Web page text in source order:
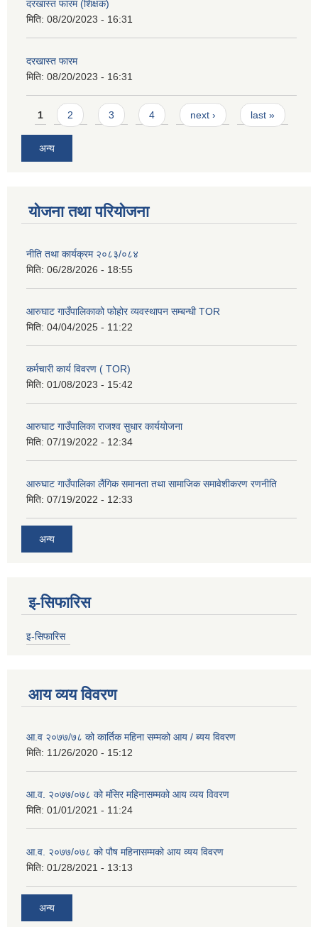
दरखास्त फारम (शिक्षक)
मिति: 08/20/2023 - 16:31
दरखास्त फारम
मिति: 08/20/2023 - 16:31
Pages
1 2 3 4 next › last »
अन्य
योजना तथा परियोजना
नीति तथा कार्यक्रम २०८३/०८४
मिति: 06/28/2026 - 18:55
आरुघाट गाउँपालिकाको फोहोर व्यवस्थापन सम्बन्धी TOR
मिति: 04/04/2025 - 11:22
कर्मचारी कार्य विवरण ( TOR)
मिति: 01/08/2023 - 15:42
आरुघाट गाउँपालिका राजश्व सुधार कार्ययोजना
मिति: 07/19/2022 - 12:34
आरुघाट गाउँपालिका लैंगिक समानता तथा सामाजिक समावेशीकरण रणनीति
मिति: 07/19/2022 - 12:33
अन्य
इ-सिफारिस
इ-सिफारिस
आय व्यय विवरण
आ.व २०७७/७८ को कार्तिक महिना सम्मको आय / ब्यय विवरण
मिति: 11/26/2020 - 15:12
आ.व. २०७७/०७८ को मंसिर महिनासम्मको आय व्यय विवरण
मिति: 01/01/2021 - 11:24
आ.व. २०७७/०७८ को पौष महिनासम्मको आय व्यय विवरण
मिति: 01/28/2021 - 13:13
अन्य